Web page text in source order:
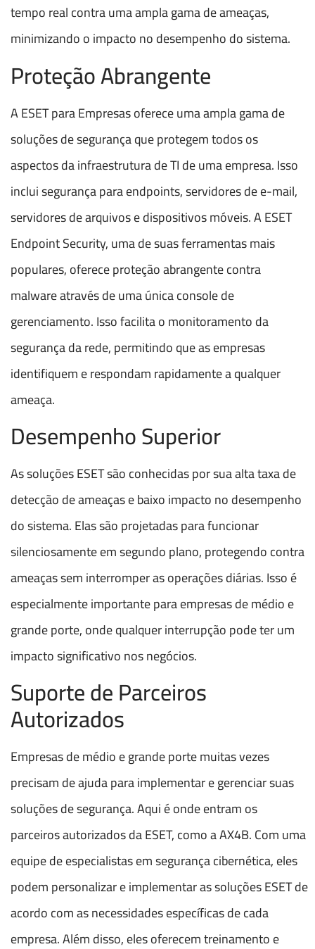
tempo real contra uma ampla gama de ameaças,
minimizando o impacto no desempenho do sistema.
Proteção Abrangente
A ESET para Empresas oferece uma ampla gama de
soluções de segurança que protegem todos os
aspectos da infraestrutura de TI de uma empresa. Isso
inclui segurança para endpoints, servidores de e-mail,
servidores de arquivos e dispositivos móveis. A ESET
Endpoint Security, uma de suas ferramentas mais
populares, oferece proteção abrangente contra
malware através de uma única console de
gerenciamento. Isso facilita o monitoramento da
segurança da rede, permitindo que as empresas
identifiquem e respondam rapidamente a qualquer
ameaça.
Desempenho Superior
As soluções ESET são conhecidas por sua alta taxa de
detecção de ameaças e baixo impacto no desempenho
do sistema. Elas são projetadas para funcionar
silenciosamente em segundo plano, protegendo contra
ameaças sem interromper as operações diárias. Isso é
especialmente importante para empresas de médio e
grande porte, onde qualquer interrupção pode ter um
impacto significativo nos negócios.
Suporte de Parceiros
Autorizados
Empresas de médio e grande porte muitas vezes
precisam de ajuda para implementar e gerenciar suas
soluções de segurança. Aqui é onde entram os
parceiros autorizados da ESET, como a AX4B. Com uma
equipe de especialistas em segurança cibernética, eles
podem personalizar e implementar as soluções ESET de
acordo com as necessidades específicas de cada
empresa. Além disso, eles oferecem treinamento e